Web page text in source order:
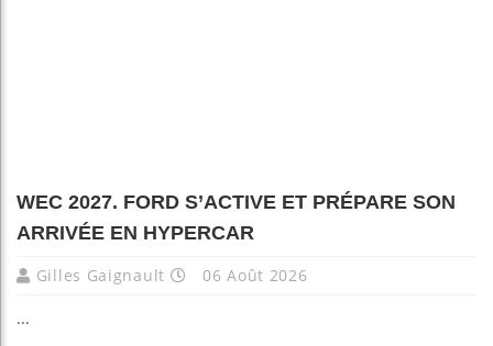
WEC 2027. FORD S’ACTIVE ET PRÉPARE SON
ARRIVÉE EN HYPERCAR
Gilles Gaignault 06 Août 2026
...